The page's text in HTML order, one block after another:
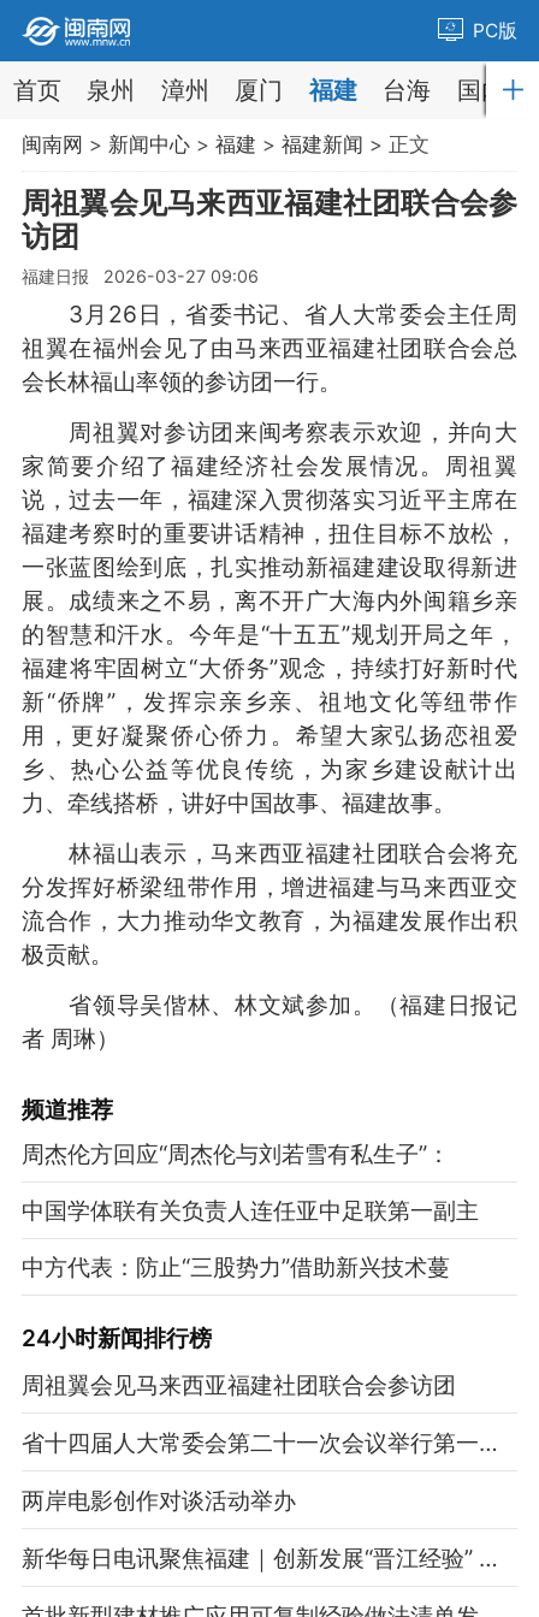
PC版
首页 泉州 漳州 厦门 福建 台海 国内
闽南网 > 新闻中心> 福建 > 福建新闻 > 正文
周祖翼会见马来西亚福建社团联合会参
访团
福建日报 2026-03-27 09:06
3月26日，省委书记、省人大常委会主任周
祖翼在福州会见了由马来西亚福建社团联合会总
会长林福山率领的参访团一行。
周祖翼对参访团来闽考察表示欢迎，并向大
家简要介绍了福建经济社会发展情况。周祖翼
说，过去一年，福建深入贯彻落实习近平主席在
福建考察时的重要讲话精神，扭住目标不放松，
一张蓝图绘到底，扎实推动新福建建设取得新进
展。成绩来之不易，离不开广大海内外闽籍乡亲
的智慧和汗水。今年是“十五五”规划开局之年，
福建将牢固树立“大侨务”观念，持续打好新时代
新“侨牌”，发挥宗亲乡亲、祖地文化等纽带作
用，更好凝聚侨心侨力。希望大家弘扬恋祖爱
乡、热心公益等优良传统，为家乡建设献计出
力、牵线搭桥，讲好中国故事、福建故事。
林福山表示，马来西亚福建社团联合会将充
分发挥好桥梁纽带作用，增进福建与马来西亚交
流合作，大力推动华文教育，为福建发展作出积
极贡献。
省领导吴偕林、林文斌参加。
（福建日报记
者 周琳）
频道推荐
周杰伦方回应“周杰伦与刘若雪有私生子”：
中国学体联有关负责人连任亚中足联第一副主
中方代表：防止“三股势力”借助新兴技术蔓
24小时新闻排行榜
周祖翼会见马来西亚福建社团联合会参访团
省十四届人大常委会第二十一次会议举行第一次全体会议
两岸电影创作对谈活动举办
新华每日电讯聚焦福建｜创新发展“晋江经验” 持续壮大民营经济